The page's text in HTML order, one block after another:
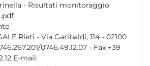
- Risultati monitoraggio
114 - 02100
0746.49.12.07 - Fax +39